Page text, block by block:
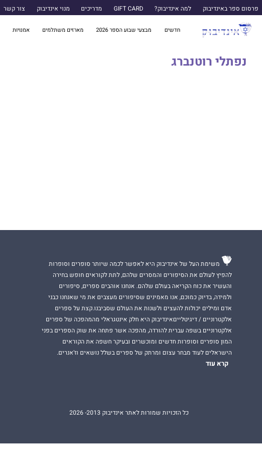
פרסום ספר באינדיבוק למה אינדיבוק? GIFT CARD מדריכים מנוי אינדיבוק צור קשר
חדשים מבצעי שבוע הספר 2026 מארזים משתלמים אמנויות
נפתלי רוטנברג
משימת העל של אינדיבוק היא לאפשר לכמה שיותר סופרים וסופרות
להפיץ לעולם את הסיפורים והמסרים שלהם, לתת לקוראים חופש בחירה
והעשיר את כוח הקריאה בעולם שלהם. אנחנו אוהבים ספרים, סיפורים
ולמידה, בדיוק כמוכם, אנו מאמינים שסיפורים מעצבים את מי שאנחנו כבני
אדם ומילים יכולות להעצים ולשנות את העולם שסביבנו.קצת על ספרים
אלקטרוניים / דיגיטלייםאינדיבוק היא חלק אינטגראלי מהמהפכה של ספרים
אלקטרוניים בשפה עברית להורדה, מהפכה אשר פתחה את שוק הספרים בפני
המון סופרים וסופרות חדשים ומוכשרים ובעיקר חשפה את הקוראים
הישראלים לעוד מבחר עצום ומרתק של ספרים בשלל נושאים וז'אנרים.
קרא עוד
כל הזכויות שמורות לאתר אינדיבוק 2013- 2026